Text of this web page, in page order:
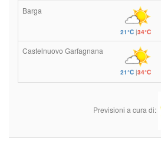
Barga
21°C|34°C
Castelnuovo Garfagnana
21°C|34°C
Previsioni a cura di: